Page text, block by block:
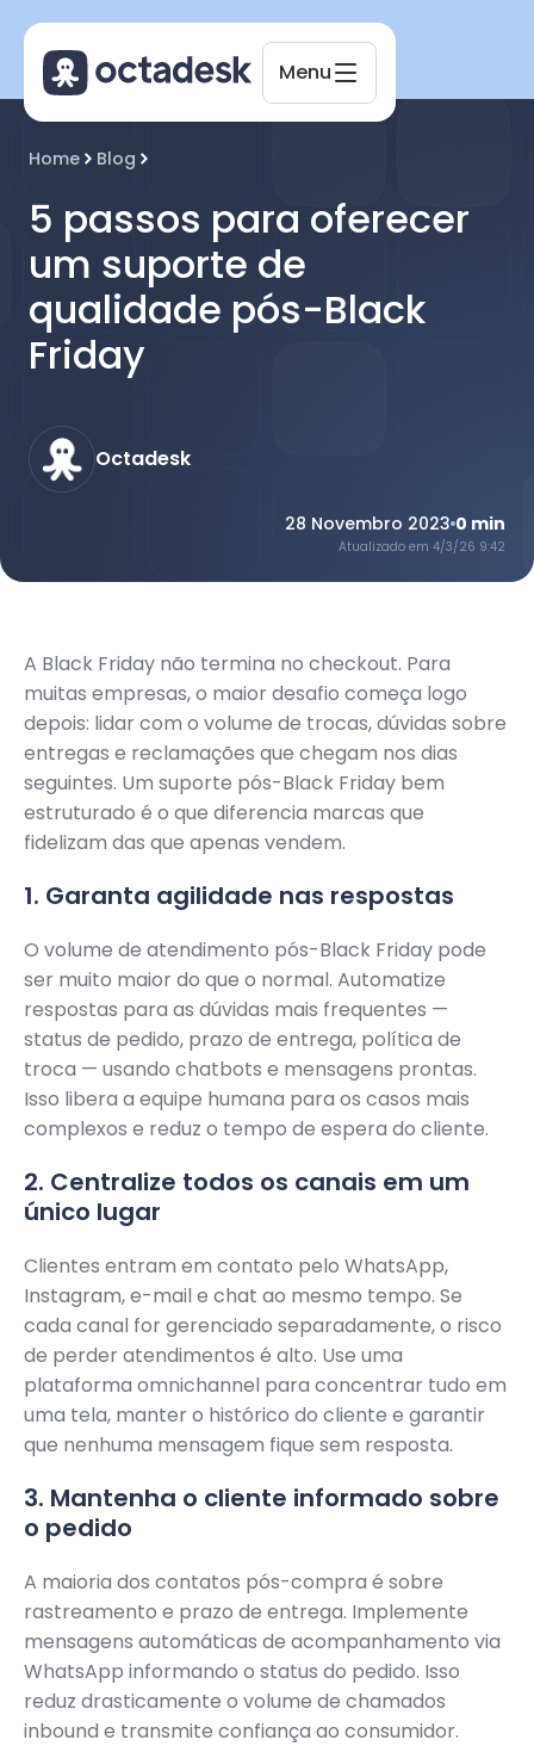
Menu
Home Blog
5 passos para oferecer
um suporte de
qualidade pós-Black
Friday
Octadesk
28 Novembro 2023 0 min
Atualizado em 4/3/26 9:42
A Black Friday não termina no checkout. Para
muitas empresas, o maior desafio começa logo
depois: lidar com o volume de trocas, dúvidas sobre
entregas e reclamações que chegam nos dias
seguintes. Um suporte pós-Black Friday bem
estruturado é o que diferencia marcas que
fidelizam das que apenas vendem.
1. Garanta agilidade nas respostas
O volume de atendimento pós-Black Friday pode
ser muito maior do que o normal. Automatize
respostas para as dúvidas mais frequentes —
status de pedido, prazo de entrega, política de
troca — usando chatbots e mensagens prontas.
Isso libera a equipe humana para os casos mais
complexos e reduz o tempo de espera do cliente.
2. Centralize todos os canais em um
único lugar
Clientes entram em contato pelo WhatsApp,
Instagram, e-mail e chat ao mesmo tempo. Se
cada canal for gerenciado separadamente, o risco
de perder atendimentos é alto. Use uma
plataforma omnichannel para concentrar tudo em
uma tela, manter o histórico do cliente e garantir
que nenhuma mensagem fique sem resposta.
3. Mantenha o cliente informado sobre
o pedido
A maioria dos contatos pós-compra é sobre
rastreamento e prazo de entrega. Implemente
mensagens automáticas de acompanhamento via
WhatsApp informando o status do pedido. Isso
reduz drasticamente o volume de chamados
inbound e transmite confiança ao consumidor.
Octadesk